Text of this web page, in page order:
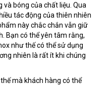
bóng của chất liệu. Qua
tác động của thiên nhiên
này chắc chắn vẫn giữ
Bạn có thể yên tâm rằng,
như thế có thể sử dụng
nhiên là rất ít khi chúng
mà khách hàng có thể